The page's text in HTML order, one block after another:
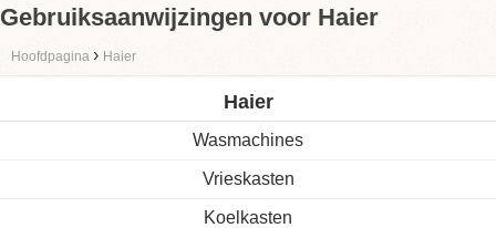
Gebruiksaanwijzingen voor Haier
Hoofdpagina › Haier
Haier
Wasmachines
Vrieskasten
Koelkasten